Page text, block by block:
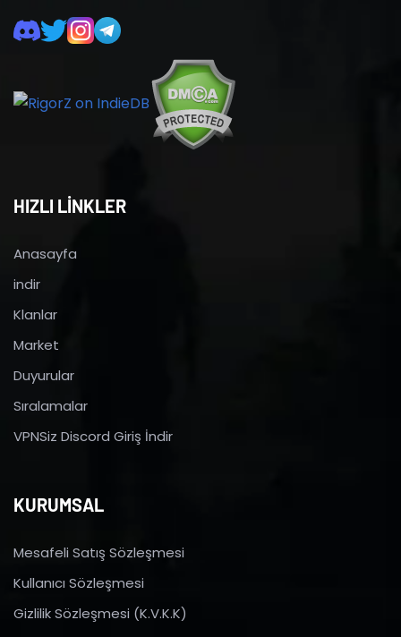
HIZLI LİNKLER
Anasayfa
indir
Klanlar
Market
Duyurular
Sıralamalar
VPNSiz Discord Giriş İndir
KURUMSAL
Mesafeli Satış Sözleşmesi
Kullanıcı Sözleşmesi
Gizlilik Sözleşmesi (K.V.K.K)